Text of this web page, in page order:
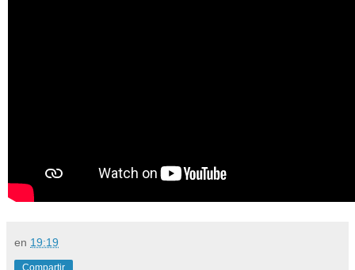
en 19:19
Compartir